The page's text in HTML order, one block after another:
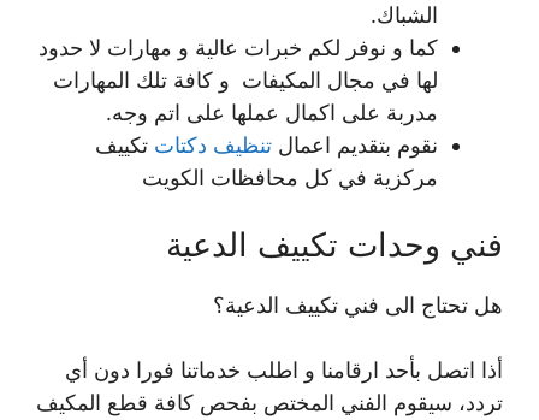
الشباك.
كما و نوفر لكم خبرات عالية و مهارات لا حدود
لها في مجال المكيفات و كافة تلك المهارات
مدربة على اكمال عملها على اتم وجه.
نقوم بتقديم اعمال تنظيف دكتات تكييف
مركزية في كل محافظات الكويت
فني وحدات تكييف الدعية
هل تحتاج الى فني تكييف الدعية؟
أذا اتصل بأحد ارقامنا و اطلب خدماتنا فورا دون أي
تردد، سيقوم الفني المختص بفحص كافة قطع المكيف